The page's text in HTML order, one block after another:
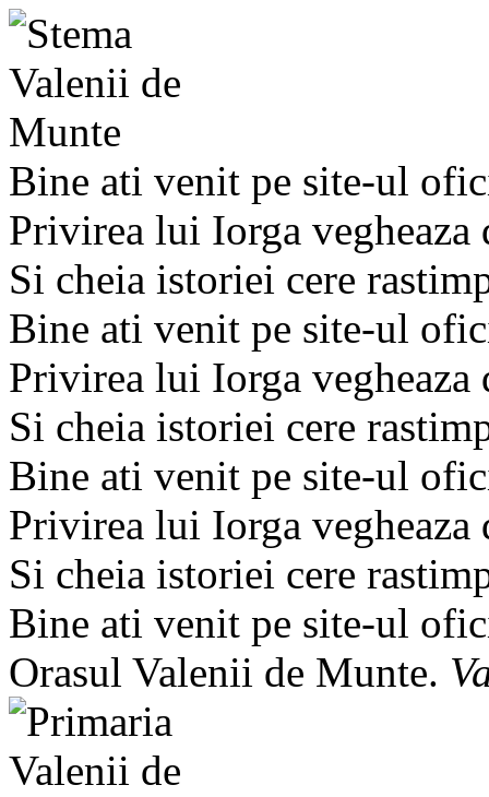
Bine ati venit pe site-ul
Privirea lui Iorga
Si cheia istoriei cere
Bine ati venit pe site-ul
Privirea lui Iorga
Si cheia istoriei cere
Bine ati venit pe site-ul
Privirea lui Iorga
Si cheia istoriei cere
Bine ati venit pe site-ul
Orasul Valenii de Munte.